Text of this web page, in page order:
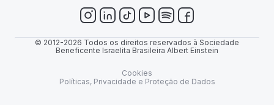
© 2012-2026 Todos os direitos reservados à Sociedade
Beneficente Israelita Brasileira Albert Einstein
Cookies
Políticas, Privacidade e Proteção de Dados